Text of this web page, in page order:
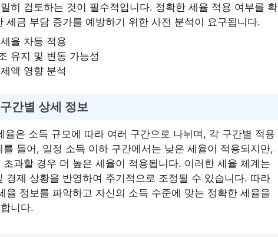
히 검토하는 것이 필수적입니다. 정확한 세율 적용 여부를 확
세금 부담 증가를 예방하기 위한 사전 분석이 요구됩니다.
율 차등 적용
유지 및 변동 가능성
액 영향 분석
간별 상세 정보
은 소득 규모에 따라 여러 구간으로 나뉘며, 각 구간별 적용
들어, 일정 소득 이하 구간에서는 낮은 세율이 적용되지만,
과할 경우 더 높은 세율이 적용됩니다. 이러한 세율 체계는
경제 상황을 반영하여 주기적으로 조정될 수 있습니다. 따라
율 정보를 파악하고 자신의 소득 수준에 맞는 정확한 세율을
니다.